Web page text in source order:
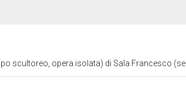
scultoreo, opera isolata) di Sala Francesco